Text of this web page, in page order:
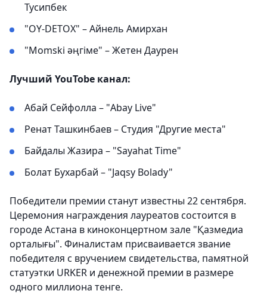
Тусипбек
"OY-DETOX" – Айнель Амирхан
"Momski әңгіме" – Жетен Даурен
Лучший YouTobe канал:
Абай Сейфолла – "Abay Live"
Ренат Ташкинбаев – Студия "Другие места"
Байдалы Жазира – "Sayahat Time"
Болат Бухарбай – "Jaqsy Bolady"
Победители премии станут известны 22 сентября.
Церемония награждения лауреатов состоится в
городе Астана в киноконцертном зале "Қазмедиа
орталығы". Финалистам присваивается звание
победителя с вручением свидетельства, памятной
статуэтки URKER и денежной премии в размере
одного миллиона тенге.